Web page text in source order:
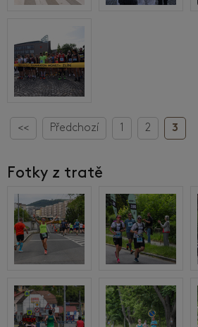
<< Předchozí 1 2 3
Fotky z tratě